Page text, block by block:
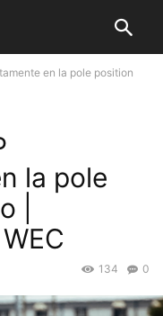
en la pole position
la pole
|
0
134